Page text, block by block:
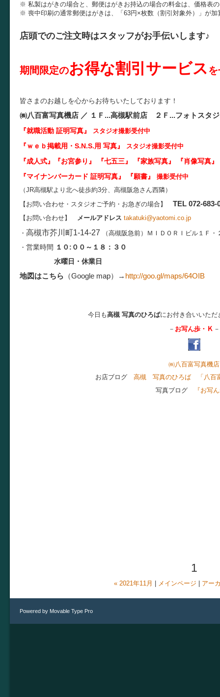
※ 私製はがきの場合と、郵便はがきお持込の場合の料金は、価格表
※ 喪中印刷の通常郵便はがきは、「63円×枚数（割引対象外）」が加
店頭でのご注文時はスタッフがお手伝いします♪
期間限定のお得な割引サービス
皆さまのお越しを心からお待ちいたしております！
㈱八百富写真機店 ／ １Ｆ...高槻駅前店 ２Ｆ...フォトスタ
『就職活動 証明写真』 スタジオ撮影受付中
『ｗｅｂ掲載用・S.N.S.用 写真』 スタジオ撮影受付中
『成人式』『お宮参り』 『七五三』 『家族写真』 『肖像写真』
『マイナンバーカード 証明写真』 『願書』
撮影受付中
（JR高槻駅より北へ徒歩約3分、高槻阪急さん西隣）
【お問い合わせ・スタジオご予約・お急ぎの場合】 TEL 072-683-
【お問い合わせ】 メールアドレス takatuki@yaotomi.co.jp
・ 高槻市芥川町1-14-27 （高槻阪急前）
ＭＩＤＯＲＩビル１Ｆ・
・ 営業時間 １０:００～１８：３０
水曜日・休業日
地図はこちら （Google map） → http://goo.gl/maps/64OIB
今日も高槻 写真のひろばにお付き合いいただ
－ お写ん歩・ Ｋ －
㈱八百富写真機店
お店ブログ 高槻 写真のひろば 「八百
写真ブログ
『お写
1
« 2021年11月 メインページ アー
Powered by Movable Type Pro